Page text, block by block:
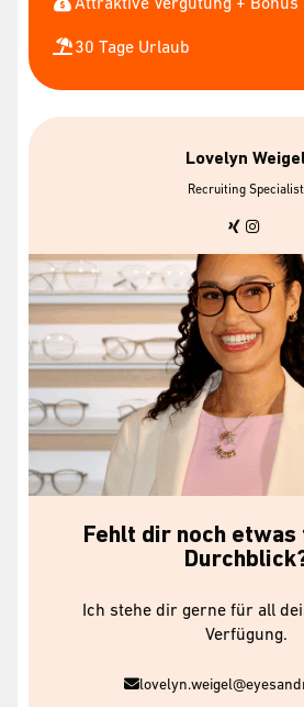
30 Tage Urlaub
Lovelyn
Recruiting Specialist
Fehlt dir noch etwas
Ich stehe dir gerne für all
Verfügung.